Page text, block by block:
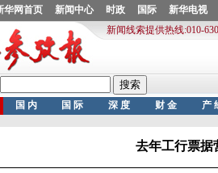
去年工行票据